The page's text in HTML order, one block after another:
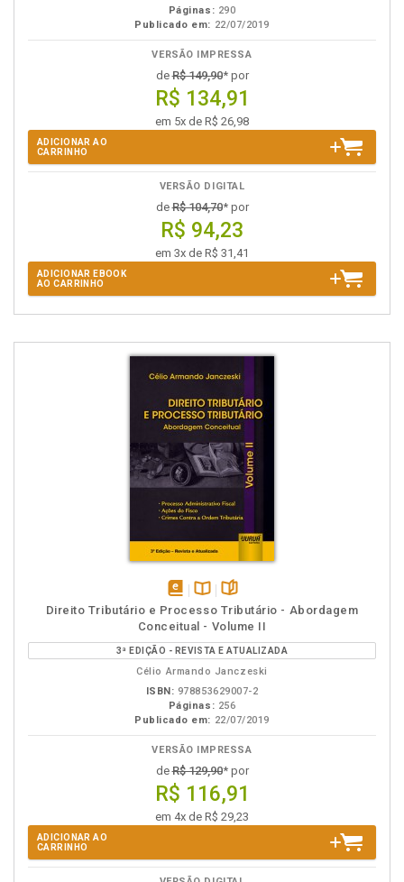
Páginas: 290
Publicado em: 22/07/2019
VERSÃO IMPRESSA
deR$ 149,90* por
R$ 134,91
em 5x de R$ 26,98
ADICIONAR AO
CARRINHO
VERSÃO DIGITAL
deR$ 104,70* por
R$ 94,23
em 3x de R$ 31,41
ADICIONAR EBOOK
AO CARRINHO
disponível
em
eBook
Disponível
na
B.V.
páginas
Direito Tributário e Processo Tributário - Abordagem
Conceitual - Volume II
3ª EDIÇÃO - REVISTA E ATUALIZADA
Célio Armando Janczeski
ISBN: 978853629007-2
Páginas: 256
Publicado em: 22/07/2019
VERSÃO IMPRESSA
deR$ 129,90* por
R$ 116,91
em 4x de R$ 29,23
ADICIONAR AO
CARRINHO